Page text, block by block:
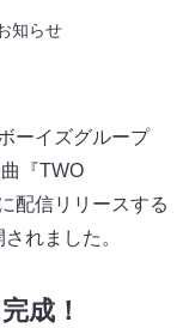
知らせ
ーイズグループ
『TWO
配信リリースする
れました。
成！